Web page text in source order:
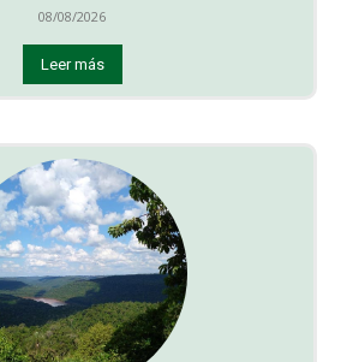
08/08/2026
Leer más